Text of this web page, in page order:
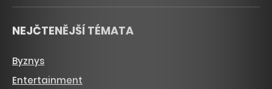
NEJČTENĚJŠÍ TÉMATA
Byznys
Entertainment